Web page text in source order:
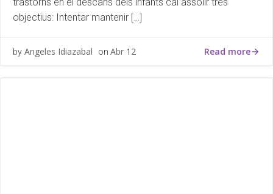
objectius: Intentar mantenir […]
by Angeles Idiazabal on Abr 12 Read more